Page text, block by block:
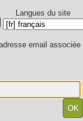
Langues du site
email associée